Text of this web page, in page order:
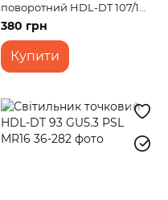
поворотний HDL-DT 107/1
MR16
380 грн
Купити